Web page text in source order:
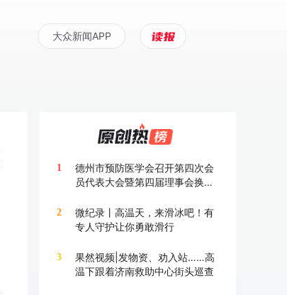
大众新闻APP
1
德州市预防医学会召开第四次会
员代表大会暨第四届理事会换届
2
微纪录丨高温天，来滑冰吧！有
专人守护让你勇敢滑行
3
果然视频|发物资、劝入站……高
温下跟着济南救助中心街头巡查